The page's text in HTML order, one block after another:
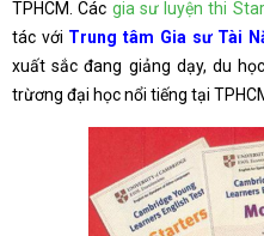
TPHCM. Các gia sư luyện thi
tác với Trung tâm Gia sư Tài
xuất sắc đang giảng dạy, du
trừơng đại học nổi tiếng tại